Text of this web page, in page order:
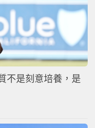
不是刻意培養，是